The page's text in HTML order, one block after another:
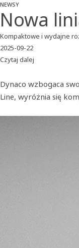
NEWSY
Nowa
Kompaktowe i wydajne
2025-09-22
Czytaj dalej
Dynaco wzbogaca
Line, wyróżnia się